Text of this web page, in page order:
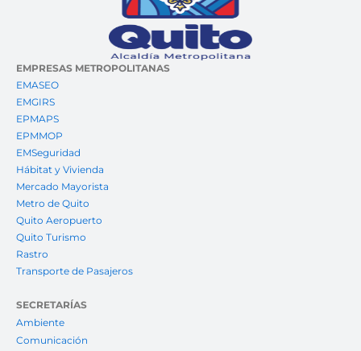
EMPRESAS METROPOLITANAS
EMASEO
EMGIRS
EPMAPS
EPMMOP
EMSeguridad
Hábitat y Vivienda
Mercado Mayorista
Metro de Quito
Quito Aeropuerto
Quito Turismo
Rastro
Transporte de Pasajeros
SECRETARÍAS
Ambiente
Comunicación